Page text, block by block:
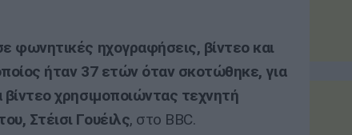
φωνητικές ηχογραφήσεις, βίντεο και
ήταν 37 ετών όταν σκοτώθηκε, για
χρησιμοποιώντας τεχνητή
Στέισι Γουέιλς, στο BBC.